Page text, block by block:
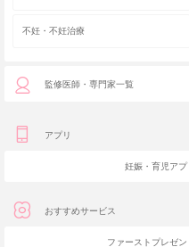
不妊・不妊治療
監修医師・専門家一覧
アプリ
妊娠・育児アプ
おすすめサービス
ファーストプレゼン